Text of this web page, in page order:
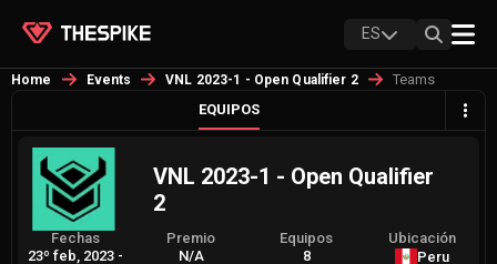
ES
Home Events VNL 2023-1 - Open Qualifier 2
Teams
EQUIPOS
VNL 2023-1 - Open Qualifier
2
Fechas
23º feb, 2023 -
Premio
N/A
Equipos
8
Ubicación
Peru